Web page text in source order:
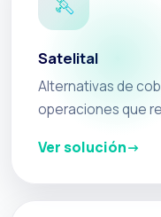
Satelital
Alternativas de
operaciones que
Ver solución